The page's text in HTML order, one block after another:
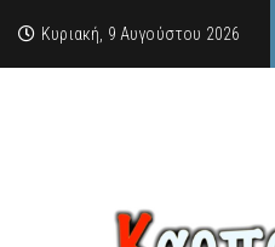
Κυριακή, 9 Αυγούστου 2026